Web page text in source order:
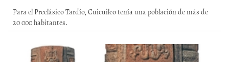
Para el Preclásico Tardío, Cuicuilco tenía una población de más de
20 000 habitantes.